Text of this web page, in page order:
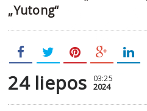
„Yutong“
24 liepos 03:25
2024